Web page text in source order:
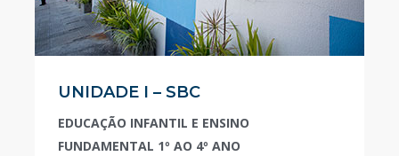
UNIDADE I – SBC
EDUCAÇÃO INFANTIL E ENSINO
FUNDAMENTAL 1º AO 4º ANO